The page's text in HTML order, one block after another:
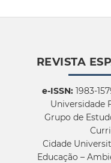
REVISTA
e-ISSN:1983-
Universidade
Grupo de
Cidade
Educação –